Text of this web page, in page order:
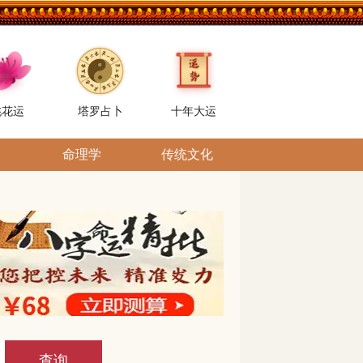
运 塔罗占卜 十年大运
命理学 传统文化